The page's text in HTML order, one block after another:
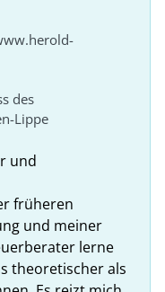
des
Lippe
und
früheren
und meiner
lerne
theoretischer als